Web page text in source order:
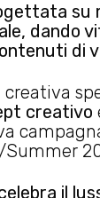
dando
di
creativa
creativo
il